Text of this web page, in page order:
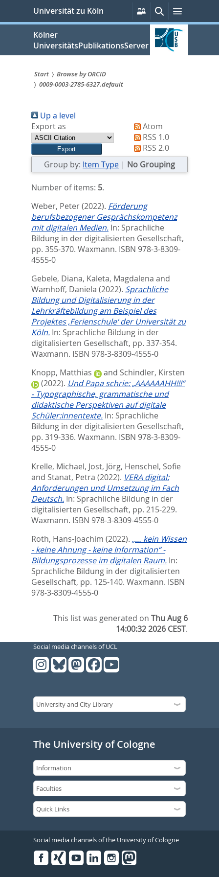
springen
Universität zu Köln
Persönliche
Services
SucheMenü
Kölner
UniversitätsPublikationsServer
Sie
sind
hier:
Start
Browse by ORCID
0009-0003-2785-6327.default
Up a level
Export as
Atom
RSS 1.0
RSS 2.0
Group by: Item Type | No Grouping
Number of items: 5.
Weber, Peter(2022). Förderung
berufsbezogener Gesprächskompetenz
mit digitalen Medien. In: Sprachliche
Bildung in der digitalisierten Gesellschaft,
pp. 355-370. Waxmann. ISBN 978-3-8309-
4555-0
Gebele, Diana, Kaleta, Magdalena and
Wamhoff, Daniela (2022). Sprachliche
Bildung und Digitalisierung in der
Lehrkräftebildung am Beispiel des
Projektes ‚Ferienschule‘ der Universität zu
Köln. In: Sprachliche Bildung in der
digitalisierten Gesellschaft, pp. 337-354.
Waxmann. ISBN 978-3-8309-4555-0
Knopp, Matthias
and Schindler, Kirsten
(2022). Und Papa schrie: „AAAAAAHH!!!“
- Typographische, grammatische und
didaktische Perspektiven auf digitale
Schüler:innentexte. In: Sprachliche
Bildung in der digitalisierten Gesellschaft,
pp. 319-336. Waxmann. ISBN 978-3-8309-
4555-0
Krelle, Michael, Jost, Jörg, Henschel, Sofie
and Stanat, Petra (2022). VERA digital:
Anforderungen und Umsetzung im Fach
Deutsch. In: Sprachliche Bildung in der
digitalisierten Gesellschaft, pp. 215-229.
Waxmann. ISBN 978-3-8309-4555-0
Roth, Hans-Joachim (2022). „… kein Wissen
- keine Ahnung - keine Information“ -
Bildungsprozesse im digitalen Raum. In:
Sprachliche Bildung in der digitalisierten
Gesellschaft, pp. 125-140. Waxmann. ISBN
978-3-8309-4555-0
This list was generated onThu Aug 6
14:00:32 2026 CEST.
Social media channels of UCL
The University of Cologne
Social media channels of the University of Cologne